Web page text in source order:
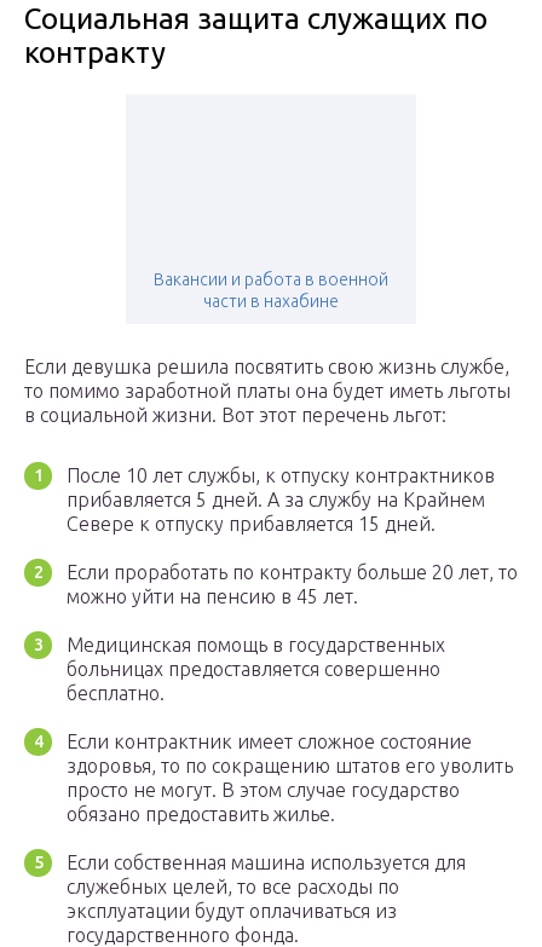
Социальная защита служащих по
контракту
Вакансии и работа в военной
части в нахабине
Если девушка решила посвятить свою жизнь службе,
то помимо заработной платы она будет иметь льготы
в социальной жизни. Вот этот перечень льгот:
После 10 лет службы, к отпуску контрактников
прибавляется 5 дней. А за службу на Крайнем
Севере к отпуску прибавляется 15 дней.
Если проработать по контракту больше 20 лет, то
можно уйти на пенсию в 45 лет.
Медицинская помощь в государственных
больницах предоставляется совершенно
бесплатно.
Если контрактник имеет сложное состояние
здоровья, то по сокращению штатов его уволить
просто не могут. В этом случае государство
обязано предоставить жилье.
Если собственная машина используется для
служебных целей, то все расходы по
эксплуатации будут оплачиваться из
государственного фонда.